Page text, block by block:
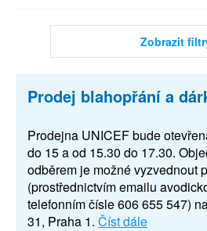
Zobrazit
Prodej blahopřání a
Prodejna UNICEF bude
do 15 a od 15.30 do 17.30.
odběrem je možné vyzvednout
(prostřednictvím emailu
telefonním čísle 606 655 547)
31, Praha 1. Číst dále